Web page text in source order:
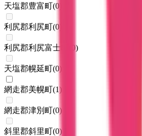
天塩郡豊富町(0
利尻郡利尻町(0
利尻郡利尻富士町 0)
天塩郡幌延町(0)
網走郡美幌町(1)
網走郡津別町(0)
斜里郡斜里町(0)